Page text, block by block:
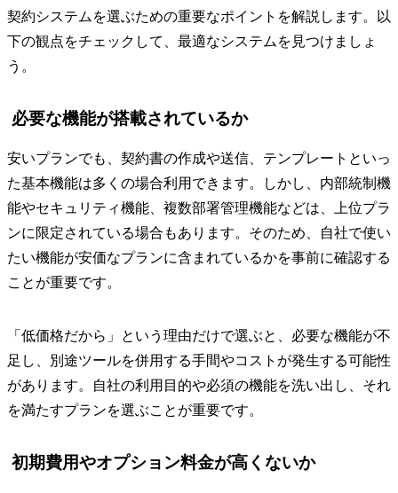
契約システムを選ぶための重要なポイントを解説します。以
下の観点をチェックして、最適なシステムを見つけましょ
う。
必要な機能が搭載されているか
安いプランでも、契約書の作成や送信、テンプレートといっ
た基本機能は多くの場合利用できます。しかし、内部統制機
能やセキュリティ機能、複数部署管理機能などは、上位プラ
ンに限定されている場合もあります。そのため、自社で使い
たい機能が安価なプランに含まれているかを事前に確認する
ことが重要です。
「低価格だから」という理由だけで選ぶと、必要な機能が不
足し、別途ツールを併用する手間やコストが発生する可能性
があります。自社の利用目的や必須の機能を洗い出し、それ
を満たすプランを選ぶことが重要です。
初期費用やオプション料金が高くないか